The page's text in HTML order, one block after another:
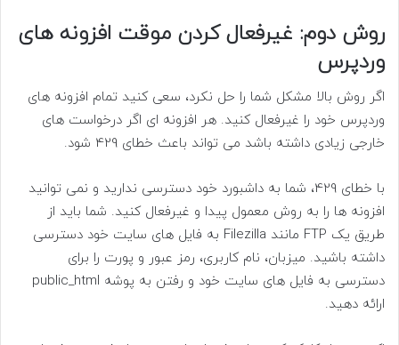
روش دوم: غیرفعال کردن موقت افزونه های
وردپرس
اگر روش بالا مشکل شما را حل نکرد، سعی کنید تمام افزونه های
وردپرس خود را غیرفعال کنید. هر افزونه ای اگر درخواست های
خارجی زیادی داشته باشد می تواند باعث خطای 429 شود.
با خطای 429، شما به داشبورد خود دسترسی ندارید و نمی توانید
افزونه ها را به روش معمول پیدا و غیرفعال کنید. شما باید از
طریق یک FTP مانند Filezilla به فایل های سایت خود دسترسی
داشته باشید. میزبان، نام کاربری، رمز عبور و پورت را برای
دسترسی به فایل های سایت خود و رفتن به پوشه public_html
ارائه دهید.